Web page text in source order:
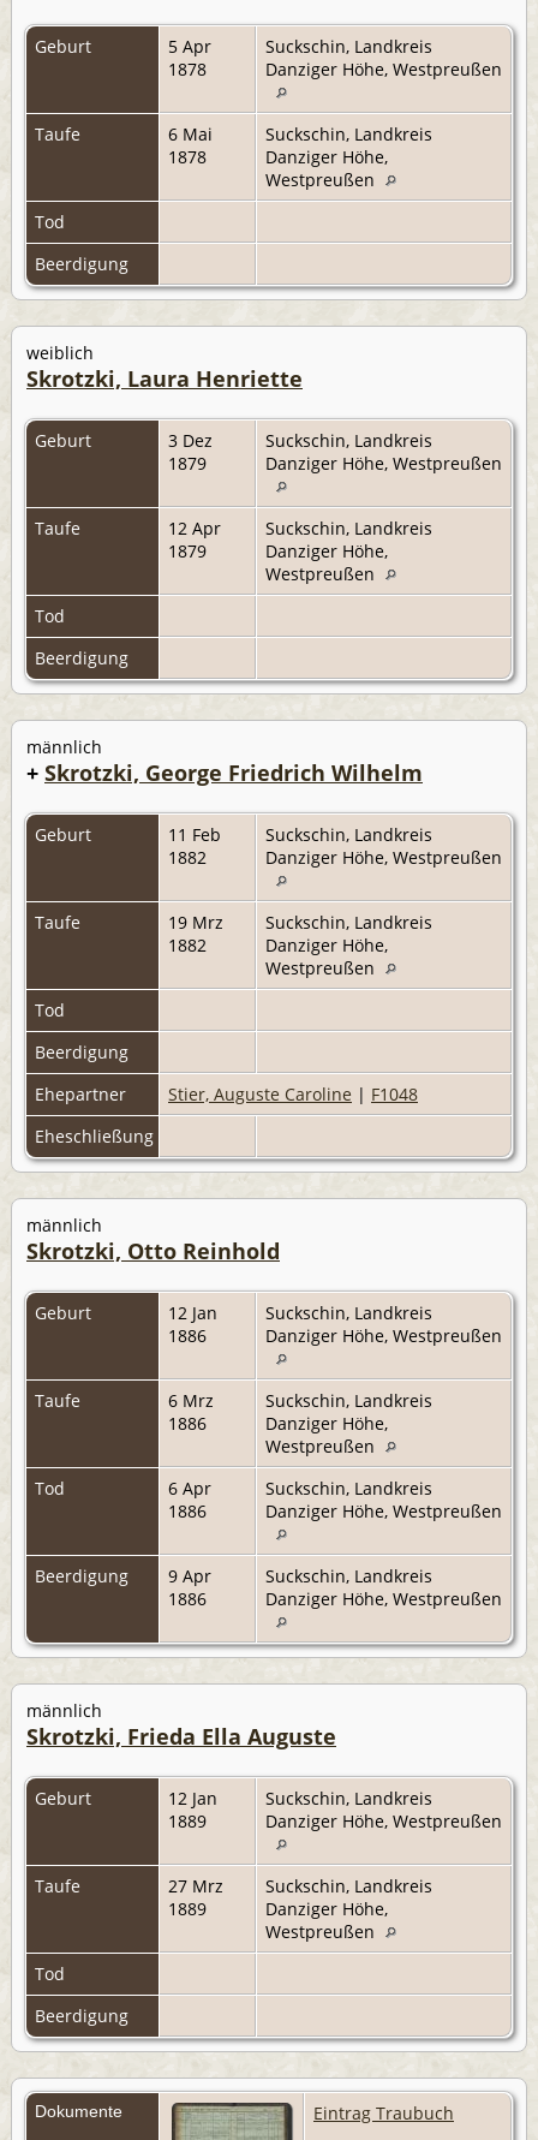
Geburt
5 Apr
1878
Suckschin, Landkreis
Danziger Höhe, Westpreußen
Taufe
6 Mai
1878
Suckschin, Landkreis
Danziger Höhe,
Westpreußen
Tod
Beerdigung
weiblich
Skrotzki, Laura Henriette
Geburt
3 Dez
1879
Suckschin, Landkreis
Danziger Höhe, Westpreußen
Taufe
12 Apr
1879
Suckschin, Landkreis
Danziger Höhe,
Westpreußen
Tod
Beerdigung
männlich
+ Skrotzki, George Friedrich Wilhelm
Geburt
11 Feb
1882
Suckschin, Landkreis
Danziger Höhe, Westpreußen
Taufe
19 Mrz
1882
Suckschin, Landkreis
Danziger Höhe,
Westpreußen
Tod
Beerdigung
Ehepartner
Stier, Auguste Caroline | F1048
Eheschließung
männlich
Skrotzki, Otto Reinhold
Geburt
12 Jan
1886
Suckschin, Landkreis
Danziger Höhe, Westpreußen
Taufe
6 Mrz
1886
Suckschin, Landkreis
Danziger Höhe,
Westpreußen
Tod
6 Apr
1886
Suckschin, Landkreis
Danziger Höhe, Westpreußen
Beerdigung
9 Apr
1886
Suckschin, Landkreis
Danziger Höhe, Westpreußen
männlich
Skrotzki, Frieda Ella Auguste
Geburt
12 Jan
1889
Suckschin, Landkreis
Danziger Höhe, Westpreußen
Taufe
27 Mrz
1889
Suckschin, Landkreis
Danziger Höhe,
Westpreußen
Tod
Beerdigung
Dokumente Eintrag Traubuch